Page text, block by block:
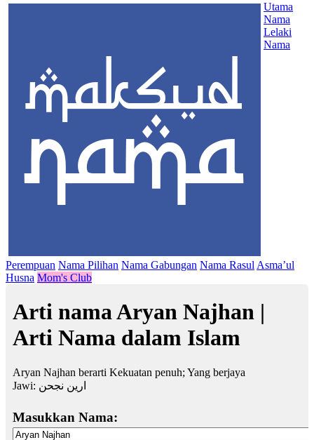
Utama
Nama
Lelaki
Nama
Perempuan Nama Pilihan Nama Gabungan Nama Rasul Asma’ul
Husna Mom's Club
Arti nama Aryan Najhan |
Arti Nama dalam Islam
Aryan Najhan berarti Kekuatan penuh; Yang berjaya
Jawi: ارين نجحن
Masukkan Nama: